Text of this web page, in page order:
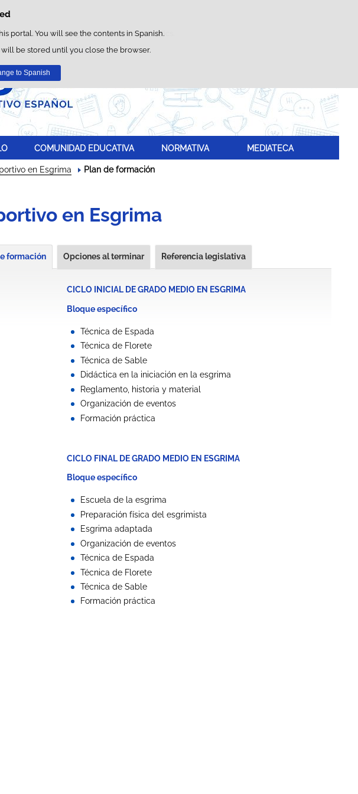
to obtain usage and satisfaction statistics.
of ourlegal notice.
portal. You will see the contents in Spanish.
be stored until you close the browser.
to Spanish
COMUNIDAD EDUCATIVA NORMATIVA MEDIATECA
en Esgrima Plan de formación
en Esgrima
formación Opciones al terminar Referencia legislativa
CICLO INICIAL DE GRADO MEDIO EN ESGRIMA
Bloque específico
Técnica de Espada
Técnica de Florete
Técnica de Sable
Didáctica en la iniciación en la esgrima
Reglamento, historia y material
Organización de eventos
Formación práctica
CICLO FINAL DE GRADO MEDIO EN ESGRIMA
Bloque específico
Escuela de la esgrima
Preparación física del esgrimista
Esgrima adaptada
Organización de eventos
Técnica de Espada
Técnica de Florete
Técnica de Sable
Formación práctica